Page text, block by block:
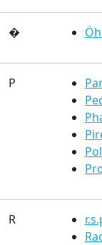
�
P
R